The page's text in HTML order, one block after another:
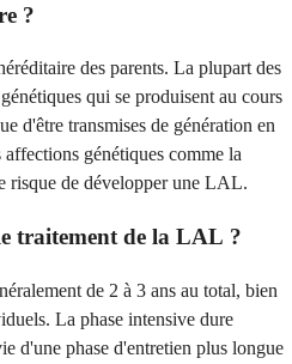
?
des parents. La plupart des
qui se produisent au cours
d'être transmises de génération en
génétiques comme la
risque de développer une LAL.
traitement de la LAL ?
de 2 à 3 ans au total, bien
La phase intensive dure
d'une phase d'entretien plus longue